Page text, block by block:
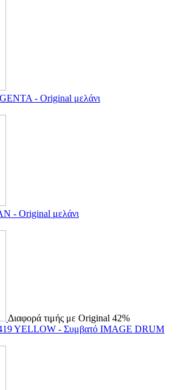
- Οriginal μελάνι
- Οriginal μελάνι
Διαφορά τιμής με Original 42%
YELLOW - Συμβατό IMAGE DRUM